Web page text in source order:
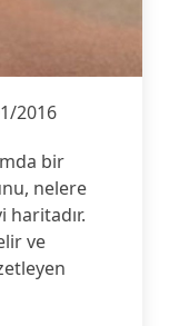
2016
bir
nelere
haritadır.
ve